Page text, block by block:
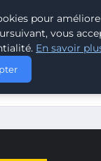
DURABLE
EN
pour
vous
En savoir